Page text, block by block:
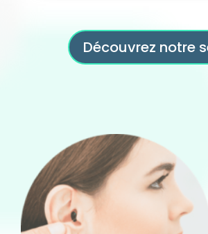
Découvrez notre